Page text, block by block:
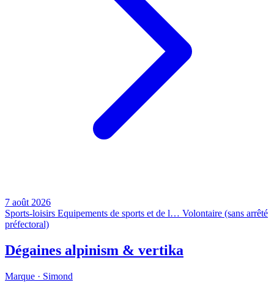
7 août 2026
Sports-loisirs Equipements de sports et de l… Volontaire (sans arrêté
préfectoral)
Dégaines alpinism & vertika
Marque · Simond